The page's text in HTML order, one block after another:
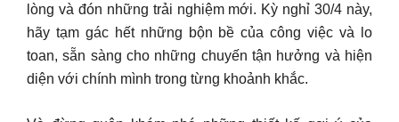
lòng và đón những trải nghiệm mới. Kỳ nghỉ 30/4 này,
hãy tạm gác hết những bộn bề của công việc và lo
toan, sẵn sàng cho những chuyến tận hưởng và hiện
diện với chính mình trong từng khoảnh khắc.